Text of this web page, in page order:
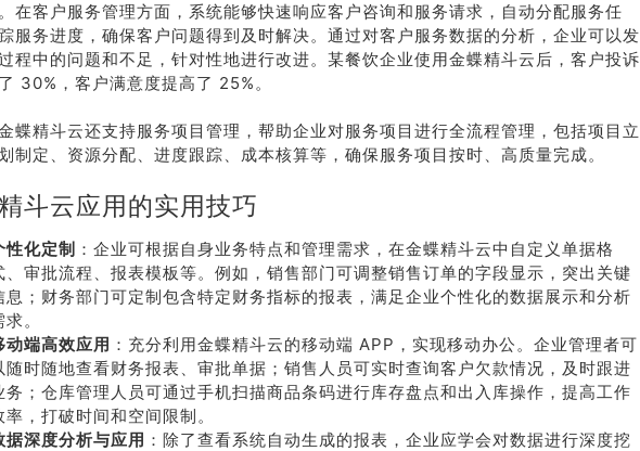
在客户服务管理方面，系统能够快速响应客户咨询和服务请求，自动分配服务任
服务进度，确保客户问题得到及时解决。通过对客户服务数据的分析，企业可以发
程中的问题和不足，针对性地进行改进。某餐饮企业使用金蝶精斗云后，客户投诉
30%，客户满意度提高了 25%。
蝶精斗云还支持服务项目管理，帮助企业对服务项目进行全流程管理，包括项目立
制定、资源分配、进度跟踪、成本核算等，确保服务项目按时、高质量完成。
斗云应用的实用技巧
性化定制 ：企业可根据自身业务特点和管理需求，在金蝶精斗云中自定义单据格
、审批流程、报表模板等。例如，销售部门可调整销售订单的字段显示，突出关键
息；财务部门可定制包含特定财务指标的报表，满足企业个性化的数据展示和分析
求。
动端高效应用 ：充分利用金蝶精斗云的移动端 APP，实现移动办公。企业管理者可
随时随地查看财务报表、审批单据；销售人员可实时查询客户欠款情况，及时跟进
务；仓库管理人员可通过手机扫描商品条码进行库存盘点和出入库操作，提高工作
率，打破时间和空间限制。
据深度分析与应用 ：除了查看系统自动生成的报表，企业应学会对数据进行深度挖